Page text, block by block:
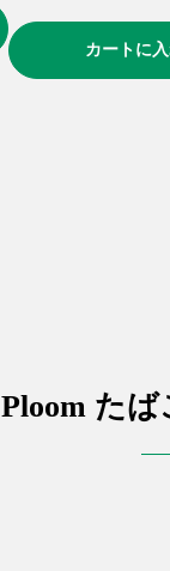
カートに
Ploom た